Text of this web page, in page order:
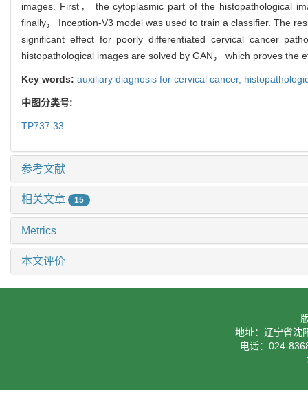
images. First， the cytoplasmic part of the histopathological
finally， Inception-V3 model was used to train a classifier. The
significant effect for poorly differentiated cervical cancer
histopathological images are solved by GAN， which proves the
Key words: auxiliary diagnosis for cervical cancer,
中图分类号:
TP737.33
参考文献
相关文章 15
Metrics
本文评价
地址：辽宁省沈
电话：024-